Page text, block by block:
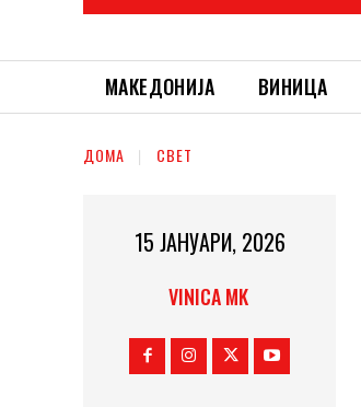
МАКЕДОНИЈА ВИНИЦА
ДОМА СВЕТ
15 ЈАНУАРИ, 2026
VINICA MK